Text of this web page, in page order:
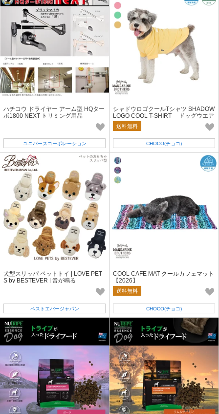
ハチコウ ドライヤー アーム型 HQター
ボ1800 NEXT トリミング用品
ユニバースコーポレーション
シャドウロゴクールTシャツ SHADOW
LOGO COOL T-SHIRT ドッグウエア
犬服 接触冷感生地
送料無料
CHOCO(チョコ)
犬型スリッパ ペットトイ | LOVE PET
S by BESTEVER | 音が鳴る
ベストエバージャパン
COOL CAFE MAT クールカフェマット
【2026】
送料無料
CHOCO(チョコ)